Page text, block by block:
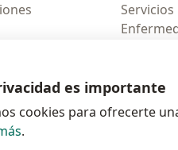
Servicios
Polska
es importante
cookies para ofrecerte
.